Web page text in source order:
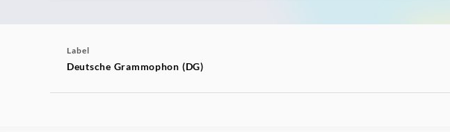
Label
Deutsche Grammophon (DG)